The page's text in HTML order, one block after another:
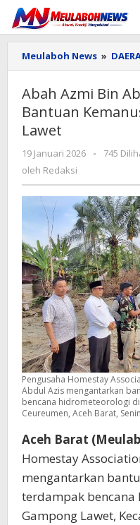
Lewati
konten
Meulaboh News »
Abah Azmi Bin
Bantuan
Lawet
19 Januari 2026
oleh
-
745
oleh Redaksi
Pengusaha Homestay
Abdul Azis mengantarkan
bencana hidrometeorologi
Ceureumen, Aceh Barat,
Aceh Barat
Homestay
mengantarkan
terdampak
Gampong Lawet,